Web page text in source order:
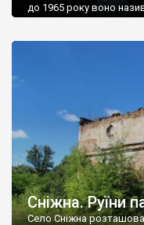
до 1965 року воно
Наддністрянське
сіл. У селі є мурована
Сніжна. Руїни
Село Сніжна